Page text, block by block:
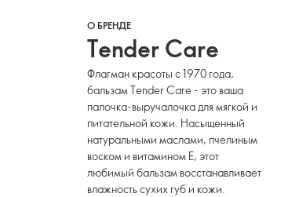
О БРЕНДЕ
Tender Care
Флагман красоты с 1970 года,
бальзам Tender Care - это ваша
палочка-выручалочка для мягкой и
питательной кожи. Насыщенный
натуральными маслами, пчелиным
воском и витамином Е, этот
любимый бальзам восстанавливает
влажность сухих губ и кожи.